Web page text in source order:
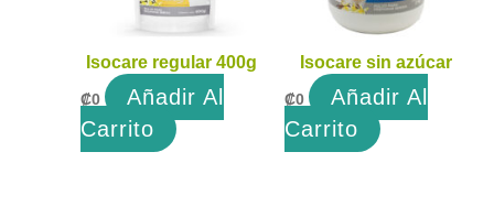
Isocare regular 400g
₡0
Añadir Al
Carrito
Isocare sin azúcar
₡0
Añadir Al
Carrito